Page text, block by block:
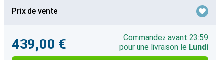
Prix de vente
439,00 €
Commandez avant 23:59
pour une livraison le Lundi